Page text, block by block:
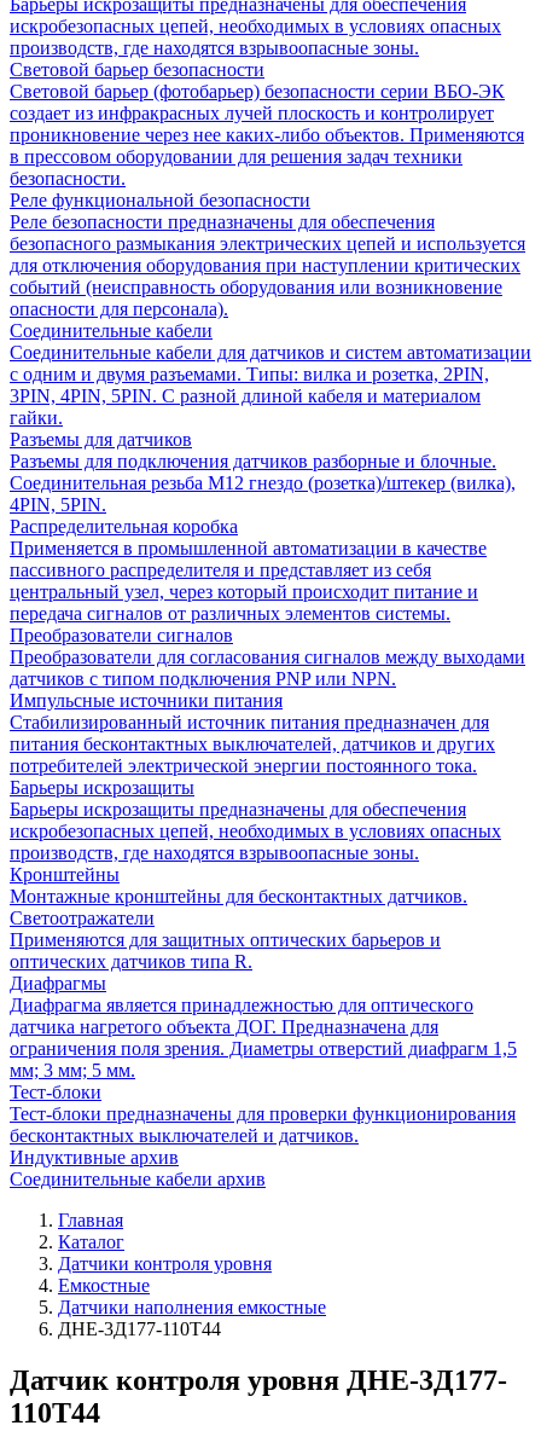
Барьеры искрозащиты предназначены для обеспечения
искробезопасных цепей, необходимых в условиях опасных
производств, где находятся взрывоопасные зоны.
Световой барьер безопасности
Световой барьер (фотобарьер) безопасности серии ВБО-ЭК
создает из инфракрасных лучей плоскость и контролирует
проникновение через нее каких-либо объектов. Применяются
в прессовом оборудовании для решения задач техники
безопасности.
Реле функциональной безопасности
Реле безопасности предназначены для обеспечения
безопасного размыкания электрических цепей и используется
для отключения оборудования при наступлении критических
событий (неисправность оборудования или возникновение
опасности для персонала).
Соединительные кабели
Соединительные кабели для датчиков и систем автоматизации
с одним и двумя разъемами. Типы: вилка и розетка, 2PIN,
3PIN, 4PIN, 5PIN. С разной длиной кабеля и материалом
гайки.
Разъемы для датчиков
Разъемы для подключения датчиков разборные и блочные.
Соединительная резьба М12 гнездо (розетка)/штекер (вилка),
4PIN, 5PIN.
Распределительная коробка
Применяется в промышленной автоматизации в качестве
пассивного распределителя и представляет из себя
центральный узел, через который происходит питание и
передача сигналов от различных элементов системы.
Преобразователи сигналов
Преобразователи для согласования сигналов между выходами
датчиков с типом подключения PNP или NPN.
Импульсные источники питания
Стабилизированный источник питания предназначен для
питания бесконтактных выключателей, датчиков и других
потребителей электрической энергии постоянного тока.
Барьеры искрозащиты
Барьеры искрозащиты предназначены для обеспечения
искробезопасных цепей, необходимых в условиях опасных
производств, где находятся взрывоопасные зоны.
Кронштейны
Монтажные кронштейны для бесконтактных датчиков.
Светоотражатели
Применяются для защитных оптических барьеров и
оптических датчиков типа R.
Диафрагмы
Диафрагма является принадлежностью для оптического
датчика нагретого объекта ДОГ. Предназначена для
ограничения поля зрения. Диаметры отверстий диафрагм 1,5
мм; 3 мм; 5 мм.
Тест-блоки
Тест-блоки предназначены для проверки функционирования
бесконтактных выключателей и датчиков.
Индуктивные архив
Соединительные кабели архив
Главная
Каталог
Датчики контроля уровня
Емкостные
Датчики наполнения емкостные
ДНЕ-3Д177-110Т44
Датчик контроля уровня ДНЕ-3Д177-
110Т44